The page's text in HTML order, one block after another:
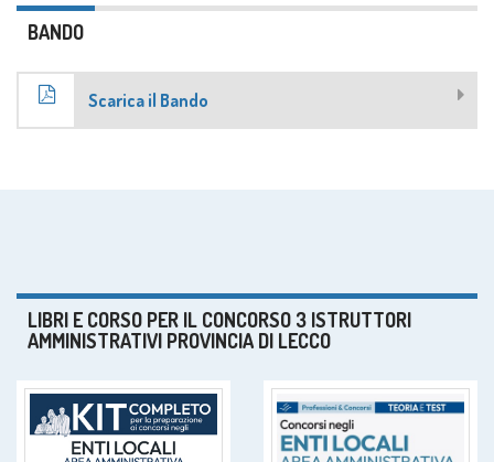
BANDO
Scarica il Bando
LIBRI E CORSO PER IL CONCORSO 3 ISTRUTTORI
AMMINISTRATIVI PROVINCIA DI LECCO